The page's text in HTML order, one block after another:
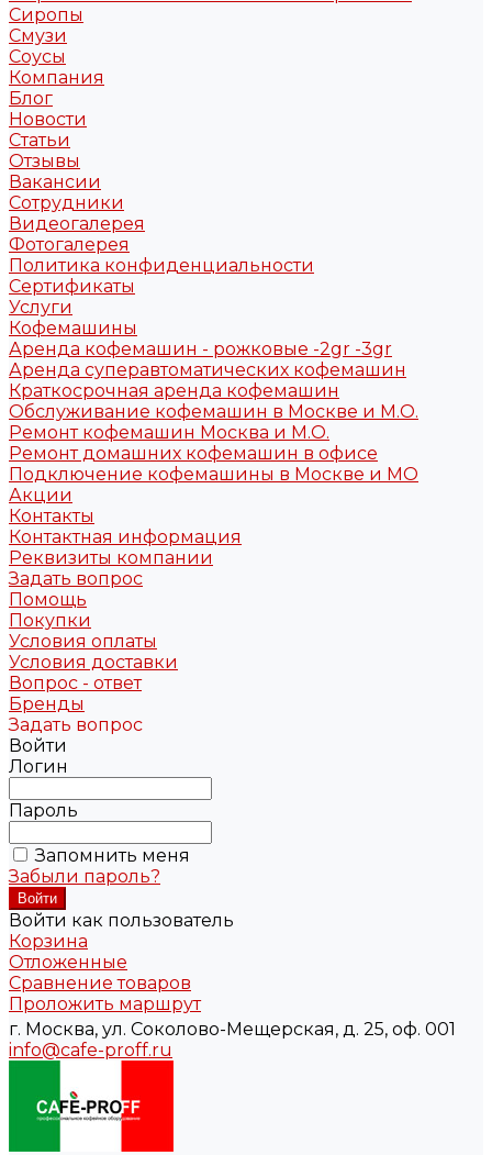
Сиропы
Смузи
Соусы
Компания
Блог
Новости
Статьи
Отзывы
Вакансии
Сотрудники
Видеогалерея
Фотогалерея
Политика конфиденциальности
Сертификаты
Услуги
Кофемашины
Аренда кофемашин - рожковые -2gr -3gr
Аренда суперавтоматических кофемашин
Краткосрочная аренда кофемашин
Обслуживание кофемашин в Москве и М.О.
Ремонт кофемашин Москва и М.О.
Ремонт домашних кофемашин в офисе
Подключение кофемашины в Москве и МО
Акции
Контакты
Контактная информация
Реквизиты компании
Задать вопрос
Помощь
Покупки
Условия оплаты
Условия доставки
Вопрос - ответ
Бренды
Задать вопрос
Войти
Логин
Пароль
Запомнить меня
Забыли пароль?
Войти как пользователь
Корзина
Отложенные
Сравнение товаров
Проложить маршрут
г. Москва, ул. Соколово-Мещерская, д. 25, оф. 001
info@cafe-proff.ru